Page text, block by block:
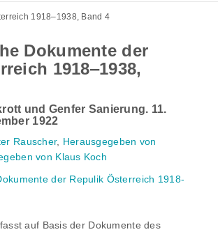
1918‒1938, Band 4
Dokumente der
1918‒1938,
und Genfer Sanierung. 11.
1922
Rauscher, Herausgegeben von
von Klaus Koch
der Repulik Österreich 1918-
auf Basis der Dokumente des